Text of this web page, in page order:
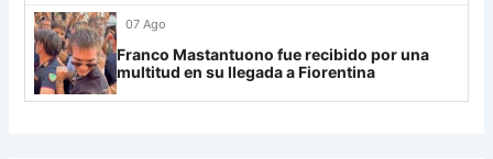
07 Ago
Franco Mastantuono fue recibido por una
multitud en su llegada a Fiorentina